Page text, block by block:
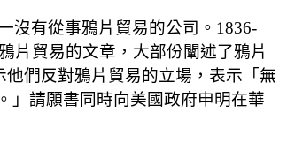
沒有從事鴉片貿易的公司。1836-
片貿易的文章，大部份闡述了鴉片
們反對鴉片貿易的立場，表示「無
」請願書同時向美國政府申明在華